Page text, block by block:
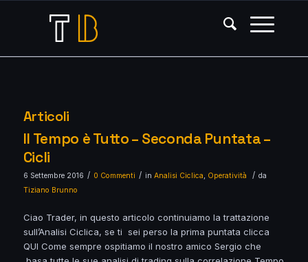
Articoli
Il Tempo è Tutto – Seconda Puntata –
Cicli
6 Settembre 2016 / 0 Commenti / in Analisi Ciclica, Operatività / da
Tiziano Brunno
Ciao Trader, in questo articolo continuiamo la trattazione
sull’Analisi Ciclica, se ti sei perso la prima puntata clicca
QUI Come sempre ospitiamo il nostro amico Sergio che